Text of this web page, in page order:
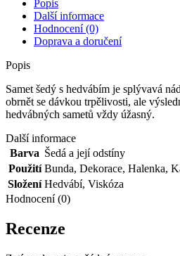
Popis
Další informace
Hodnocení (0)
Doprava a doručení
Popis
Samet šedý s hedvábím je splývavá
obrnět se dávkou trpělivosti, ale
hedvábných sametů vždy úžasný.
Další informace
Barva Šedá a její odstíny
Použití Bunda, Dekorace, Halenka,
Složení Hedvábí, Viskóza
Hodnocení (0)
Recenze